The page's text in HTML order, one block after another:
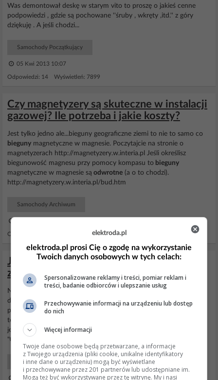
Was demontował deskę w starym vito to proszę o jakieś cenne
podpowiedzi , gdzie są pochowane ''śruby , wkręty ,itd.'' z góry
dziękuję . A jeśli chodzi...
Samochody Początkujący
05 Kwi 2013 10:07
Odpowiedzi: 14 Wyświetleń: 7899
Czy magnetyzery są skuteczne w instalacji
gazowej? Ile potrzeba i jakie koszty?
Jest tylko jedno ale...bieguny geograficzne ziemi to nie to samo co
bieguny magnetyczne w magnesie. Poczytajcie na stronie o
magnetyzerach http://magnetyzery.w.interia.pl Jeśli określisz
biegunowość magnesu przy pomocy kompasu to bieguny
magnetyczne w magnesie są odwrotne (a o to chodzi).
http://magnetyzery.w.interia.pl/bud.htm
Samochody Archiwum
Odpowiedzi: 25 Wyświetleń: 4800
Jak działa silnik BLDC? Wyjaśnienie
zasady wytwarzania pola magnetycznego
Na podstawie tego rysunku, i tekstu wynika że: Ogólnie prąd w
danym momencie płynie przez dwa zwoje. W momencie A prąd
płycie od zwoju G (zielonego) do zwoju B (niebieskiego). Widać to
też na wykresach. Według tekstu zwój oznaczony jako "001" na
jego końcu będziebiegunN, a na niebieskim oznaczonym jako
"010" będzie
Początkujący Elektronicy
19 Sty 2015 19:19
elektroda.pl
elektroda.pl prosi Cię o zgodę na wykorzystanie
Twoich danych osobowych w tych celach:
Spersonalizowane reklamy i treści, pomiar reklam i
treści, badanie odbiorców i ulepszanie usług
Przechowywanie informacji na urządzeniu lub dostęp
do nich
Więcej informacji
Twoje dane osobowe będą przetwarzane, a informacje
z Twojego urządzenia (pliki cookie, unikalne identyfikatory
i inne dane o urządzeniu) mogą być wyświetlane
i przechowywane przez 201 partnerów lub udostępniane im.
Mogą też być wykorzystywane przez tę witrynę. My i nasi